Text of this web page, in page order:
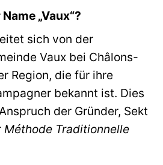
„Vaux“?
sich von der
Vaux bei Châlons-
Region, die für ihre
bekannt ist. Dies
der Gründer, Sekt
Méthode Traditionnelle